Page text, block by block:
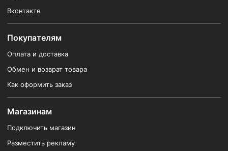
Вконтакте
Покупателям
Оплата и доставка
Обмен и возврат товара
Как оформить заказ
Магазинам
Подключить магазин
Разместить рекламу